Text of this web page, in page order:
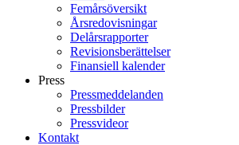
Femårsöversikt
Årsredovisningar
Delårsrapporter
Revisionsberättelser
Finansiell kalender
Press
Pressmeddelanden
Pressbilder
Pressvideor
Kontakt